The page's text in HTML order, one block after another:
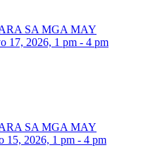
SA MGA MAY
2026, 1 pm - 4 pm
SA MGA MAY
2026, 1 pm - 4 pm